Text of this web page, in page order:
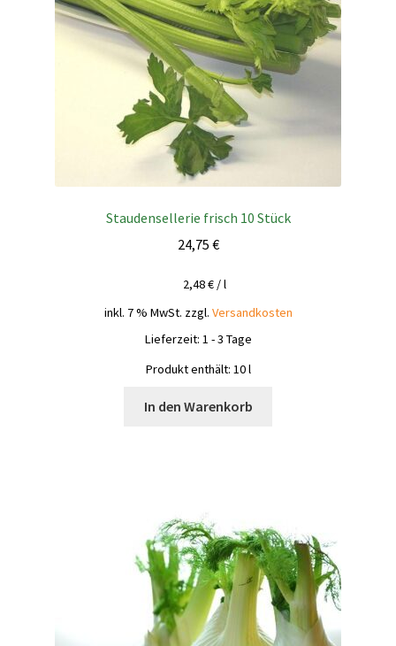
Staudensellerie frisch 10 Stück
24,75 €
2,48€/l
inkl. 7 % MwSt. zzgl. Versandkosten
Lieferzeit: 1 - 3 Tage
Produkt enthält: 10l
In den Warenkorb